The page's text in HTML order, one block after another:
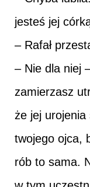
jesteś jej
– Rafał
– Nie dla niej
zamierzasz
że jej
twojego ojca,
rób to sama.